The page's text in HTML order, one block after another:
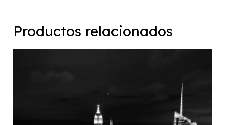
Productos relacionados